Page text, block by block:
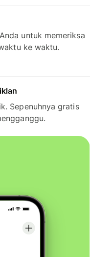
untuk memeriksa
ke waktu.
Sepenuhnya gratis